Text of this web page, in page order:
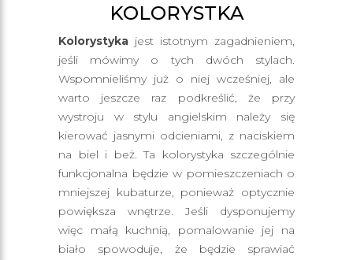
KOLORYSTKA
Kolorystyka jest istotnym zagadnieniem,
jeśli mówimy o tych dwóch stylach.
Wspomnieliśmy już o niej wcześniej, ale
warto jeszcze raz podkreślić, że przy
wystroju w stylu angielskim należy się
kierować jasnymi odcieniami, z naciskiem
na biel i beż. Ta kolorystyka szczególnie
funkcjonalna będzie w pomieszczeniach o
mniejszej kubaturze, ponieważ optycznie
powiększa wnętrze. Jeśli dysponujemy
więc małą kuchnią, pomalowanie jej na
biało spowoduje, że będzie sprawiać